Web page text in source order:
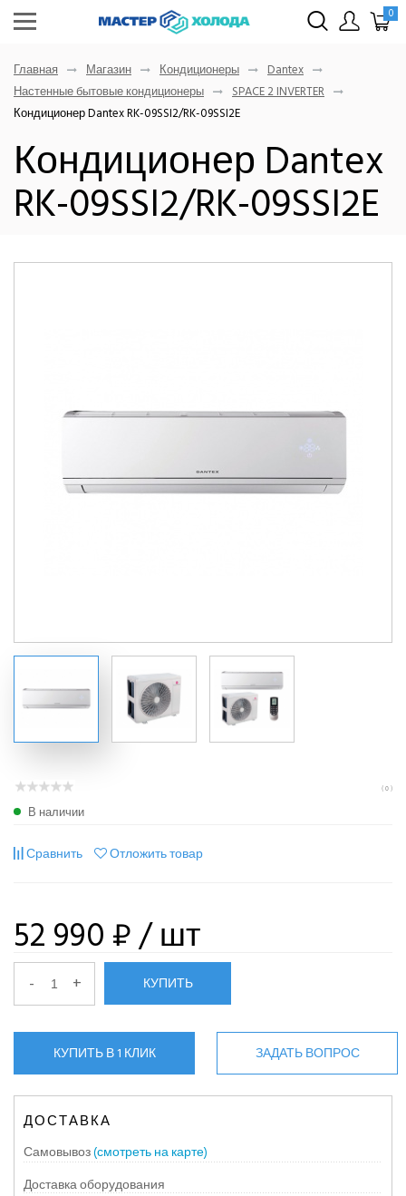
0
Главная Магазин Кондиционеры
Dantex
Настенные бытовые кондиционеры
SPACE 2 INVERTER
Кондиционер Dantex RK-09SSI2/RK-09SSI2E
Кондиционер Dantex
RK-09SSI2/RK-09SSI2E
( 0 )
В наличии
Сравнить Отложить товар
52 990 ₽/ шт
- + КУПИТЬ
КУПИТЬ В 1 КЛИК ЗАДАТЬ ВОПРОС
ДОСТАВКА
Самовывоз(смотреть на карте)
Доставка оборудования